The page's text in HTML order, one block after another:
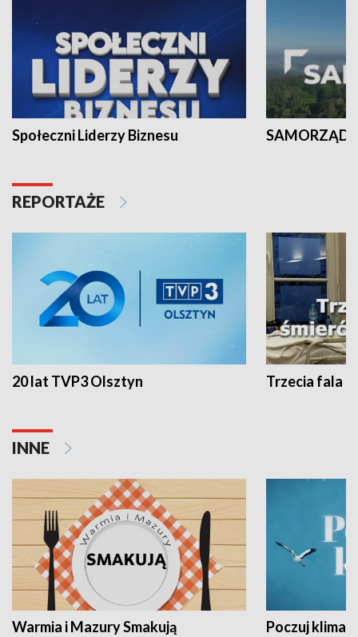
Społeczni Liderzy Biznesu SAMORZĄD
REPORTAŻE
20 lat TVP3 Olsztyn Trzecia fala -
INNE
Warmia i Mazury Smakują Poczuj klimat